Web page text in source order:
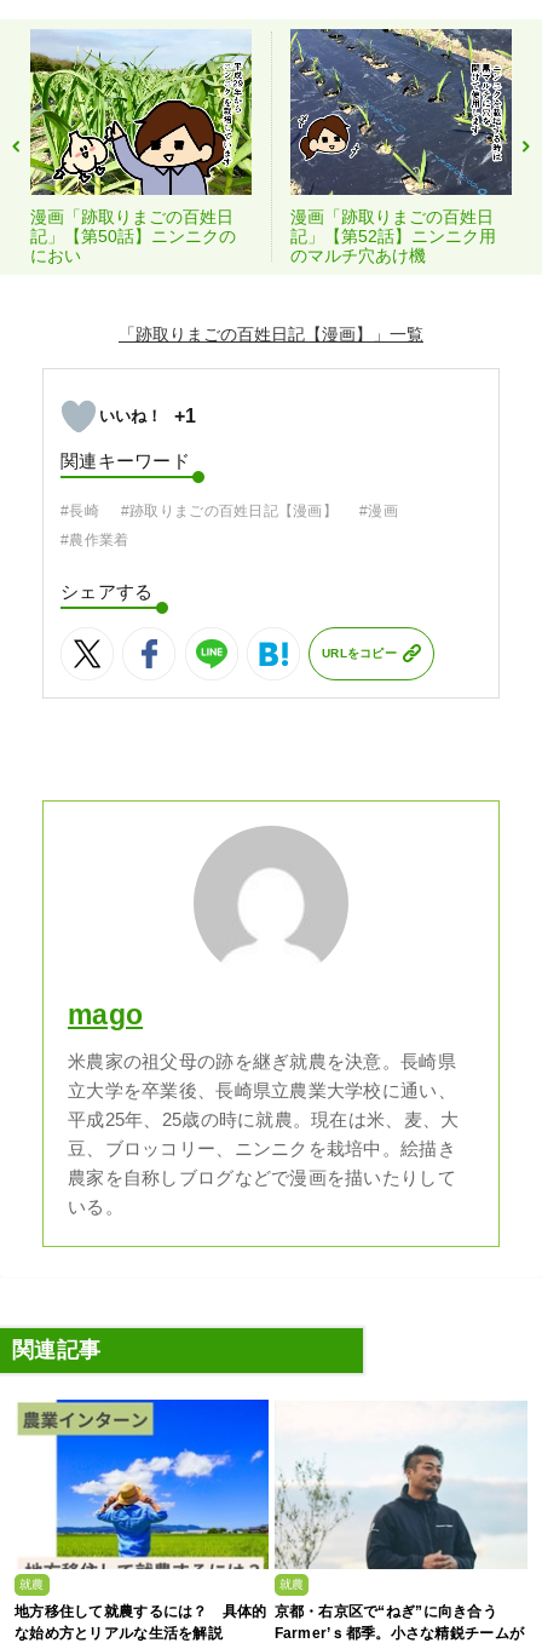
漫画「跡取りまごの百姓日
記」【第50話】ニンニクの
におい
漫画「跡取りまごの百姓日
記」【第52話】ニンニク用
のマルチ穴あけ機
「跡取りまごの百姓日記【漫画】」
+1
関連キーワード
#長崎 #跡取りまごの百姓日記【漫画】
#漫画
#農作業着
シェアする
URLをコピー
mago
米農家の祖父母の跡を継ぎ就農を決意。長崎県
立大学を卒業後、長崎県立農業大学校に通い、
平成25年、25歳の時に就農。現在は米、麦、大
豆、ブロッコリー、ニンニクを栽培中。絵描き
農家を自称しブログなどで漫画を描いたりして
いる。
関連記事
就農
地方移住して就農するには？ 具体的
な始め方とリアルな生活を解説
就農
京都・右京区で“ねぎ”に向き合う
Farmer’ｓ都季。小さな精鋭チームが